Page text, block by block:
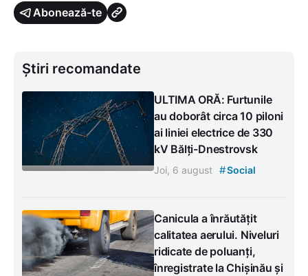
Abonează-te
Știri recomandate
ULTIMA ORĂ: Furtunile
au doborât circa 10 piloni
ai liniei electrice de 330
kV Bălți-Dnestrovsk
Joi, 6 august #Social
Canicula a înrăutățit
calitatea aerului. Niveluri
ridicate de poluanți,
înregistrate la Chișinău și